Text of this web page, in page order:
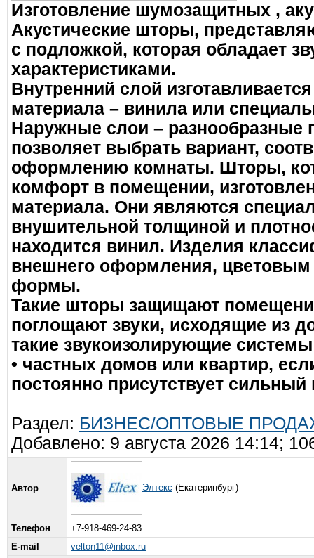
Изготовление шумозащитных ,
Акустические шторы,
с подложкой, которая обладает
характеристиками.
Внутренний слой
материала – винила или
Наружные слои – разнообразные
позволяет выбрать вариант,
оформлению комнаты. Шторы,
комфорт в помещении,
материала. Они являются
внушительной толщиной и
находится винил. Изделия
внешнего оформления, цветовым
формы.
Такие шторы защищают
поглощают звуки, исходящие из
такие звукоизолирующие
• частных домов или квартир,
постоянно присутствует сильный
Раздел: БИЗНЕС/ОПТОВЫЕ
Добавлено: 9 августа 2026 14:14;
Автор Элтекс (Екатеринбург)
Телефон
+7-918-469-24-83
E-mail
velton11@inbox.ru